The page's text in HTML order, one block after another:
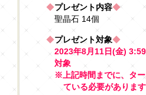
◆プレゼント内容◆
聖晶石 14個
◆プレゼント対象◆
2023年8月11日(金)
対象
※上記時間までに、タ
ている必要があります